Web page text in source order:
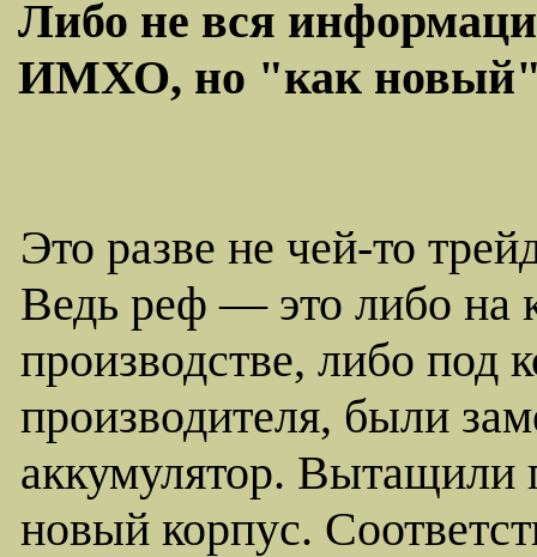
Либо не вся
ИМХО, но "как новый"
Это разве не чей-то
Ведь реф — это либо на
производстве, либо под
производителя, были
аккумулятор. Вытащили
новый корпус.